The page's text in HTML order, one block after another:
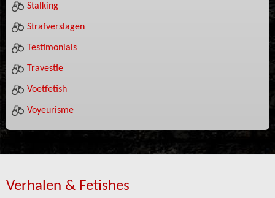
Stalking
Strafverslagen
Testimonials
Travestie
Voetfetish
Voyeurisme
Verhalen & Fetishes